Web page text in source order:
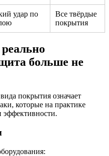
удар по
Все твёрдые
покрытия
больше не
покрытия означает
которые на практике
эффективности.